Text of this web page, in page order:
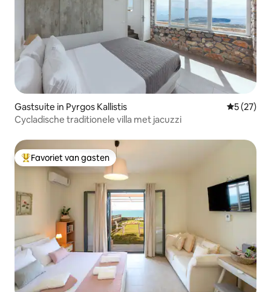
Gastsuite in Pyrgos Kallistis
5 (27)
Cycladische traditionele villa met jacuzzi
Topfavoriet van gasten
Favoriet van gasten